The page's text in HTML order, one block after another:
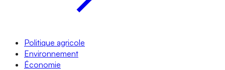
Politique agricole
Environnement
Économie